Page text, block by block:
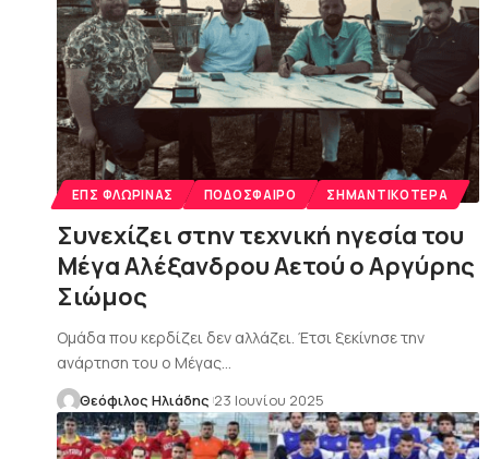
ΕΠΣ ΦΛΏΡΙΝΑΣ ΠΟΔΌΣΦΑΙΡΟ ΣΗΜΑΝΤΙΚΌΤΕΡΑ
Συνεχίζει στην τεχνική ηγεσία του
Μέγα Αλέξανδρου Αετού ο Αργύρης
Σιώμος
Ομάδα που κερδίζει δεν αλλάζει. Έτσι ξεκίνησε την
ανάρτηση του ο Μέγας…
Θεόφιλος Ηλιάδης 23 Ιουνίου 2025